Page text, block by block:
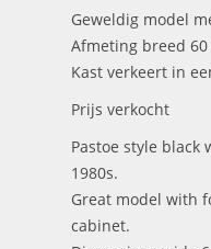
Geweldig model
Afmeting breed
Kast verkeert in
Prijs verkocht
Pastoe style
1980s.
Great model with
cabinet.